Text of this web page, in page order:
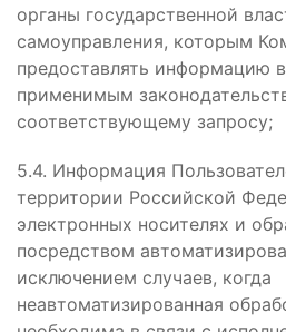
органы государственной
самоуправления, которым
предоставлять информацию
применимым
соответствующему запросу;
5.4. Информация
территории Российской
электронных носителях и
посредством
исключением случаев, когда
неавтоматизированная